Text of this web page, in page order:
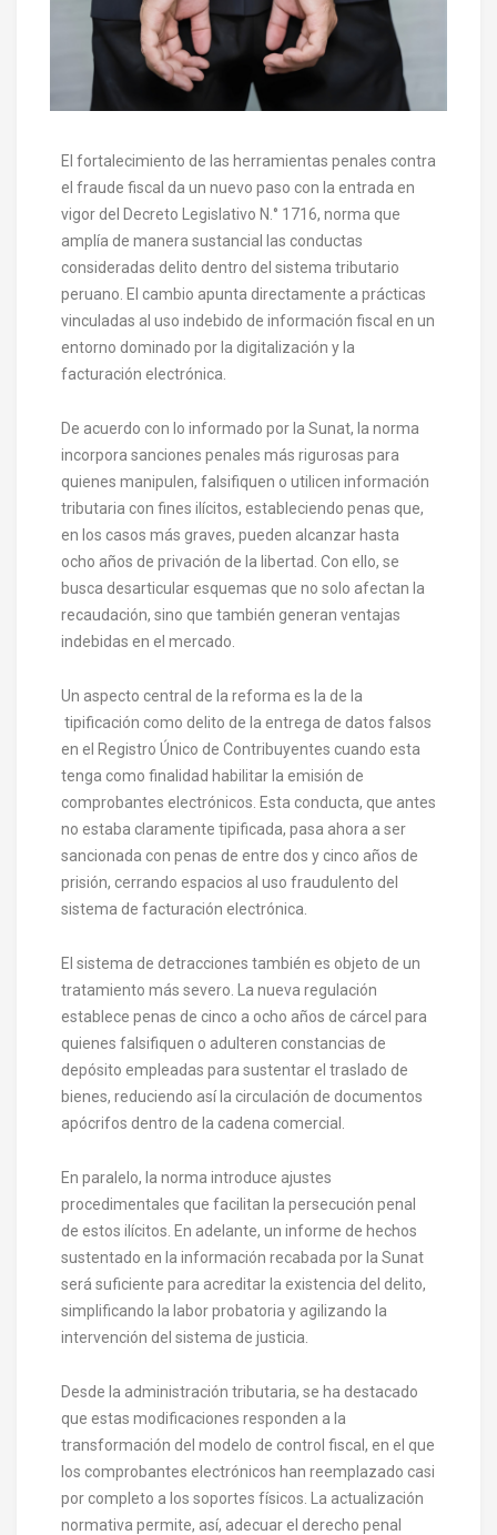
El fortalecimiento de las herramientas penales contra
el fraude fiscal da un nuevo paso con la entrada en
vigor del Decreto Legislativo N.° 1716, norma que
amplía de manera sustancial las conductas
consideradas delito dentro del sistema tributario
peruano. El cambio apunta directamente a prácticas
vinculadas al uso indebido de información fiscal en un
entorno dominado por la digitalización y la
facturación electrónica.
De acuerdo con lo informado por la Sunat, la norma
incorpora sanciones penales más rigurosas para
quienes manipulen, falsifiquen o utilicen información
tributaria con fines ilícitos, estableciendo penas que,
en los casos más graves, pueden alcanzar hasta
ocho años de privación de la libertad. Con ello, se
busca desarticular esquemas que no solo afectan la
recaudación, sino que también generan ventajas
indebidas en el mercado.
Un aspecto central de la reforma es la de la
tipificación como delito de la entrega de datos falsos
en el Registro Único de Contribuyentes cuando esta
tenga como finalidad habilitar la emisión de
comprobantes electrónicos. Esta conducta, que antes
no estaba claramente tipificada, pasa ahora a ser
sancionada con penas de entre dos y cinco años de
prisión, cerrando espacios al uso fraudulento del
sistema de facturación electrónica.
El sistema de detracciones también es objeto de un
tratamiento más severo. La nueva regulación
establece penas de cinco a ocho años de cárcel para
quienes falsifiquen o adulteren constancias de
depósito empleadas para sustentar el traslado de
bienes, reduciendo así la circulación de documentos
apócrifos dentro de la cadena comercial.
En paralelo, la norma introduce ajustes
procedimentales que facilitan la persecución penal
de estos ilícitos. En adelante, un informe de hechos
sustentado en la información recabada por la Sunat
será suficiente para acreditar la existencia del delito,
simplificando la labor probatoria y agilizando la
intervención del sistema de justicia.
Desde la administración tributaria, se ha destacado
que estas modificaciones responden a la
transformación del modelo de control fiscal, en el que
los comprobantes electrónicos han reemplazado casi
por completo a los soportes físicos. La actualización
normativa permite, así, adecuar el derecho penal